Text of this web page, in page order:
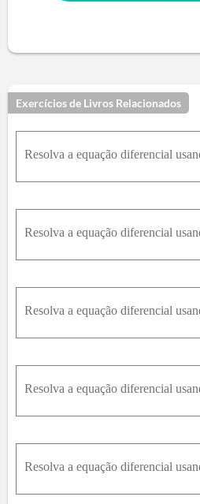
Exercícios de Livros Relacionados